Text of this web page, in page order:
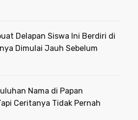
Delapan Siswa Ini Berdiri di
Dimulai Jauh Sebelum
Nama di Papan
Ceritanya Tidak Pernah